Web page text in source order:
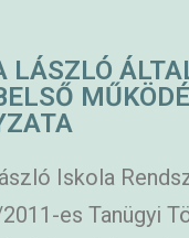
LÁSZLÓ
Iskola
es Tanügyi